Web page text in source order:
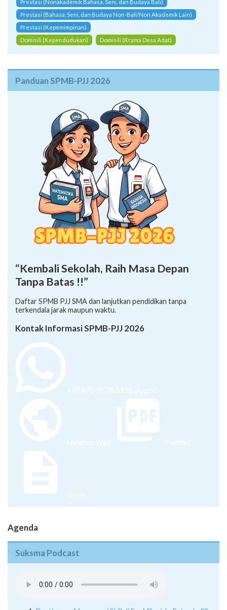
Prestasi (Nonakademik Bahasa, Seni, dan Budaya Bali)
Prestasi (Bahasa, Seni, dan Budaya Non-Bali/Non Akademik Lain)
Prestasi (Kepemimpinan)
Domisili (Kependudukan)
Domisili (Krama Desa Adat)
Panduan SPMB-PJJ 2026
“Kembali Sekolah, Raih Masa Depan
Tanpa Batas !!”
Daftar SPMB PJJ SMA dan lanjutkan pendidikan tanpa
terkendala jarak maupun waktu.
Kontak Informasi SPMB-PJJ 2026
+62 878-8528-5958 (Ayumi)
Halaman Web Pamflet
Juknis
Agenda
Suksma Podcast